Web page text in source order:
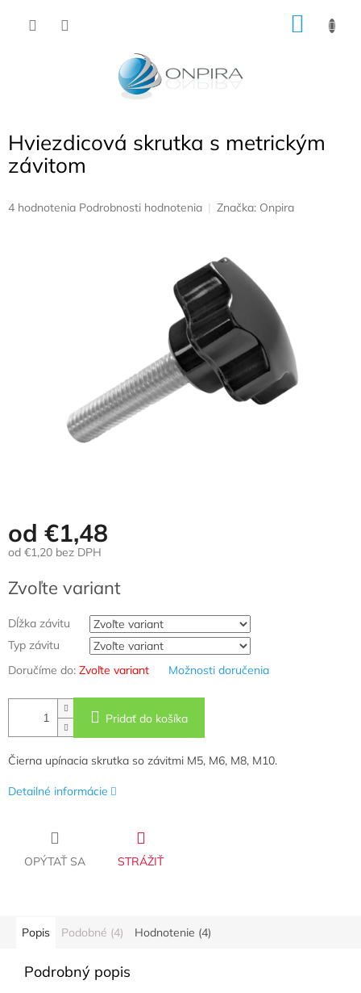
Hviezdicová skrutka s metrickým
závitom
Priemerné
4 hodnotenia Podrobnosti hodnotenia Značka: Onpira
od €1,48
od €1,20 bez DPH
cena:
Zvoľte variant
Dĺžka závitu
Typ závitu
Doručíme do: Zvoľte variant Možnosti doručenia
Pridať do košíka
Čierna upínacia skrutka so závitmi M5, M6, M8, M10.
Detailné informácie
OPÝTAŤ SA STRÁŽIŤ
Popis Podobné (4) Hodnotenie (4)
Podrobný popis